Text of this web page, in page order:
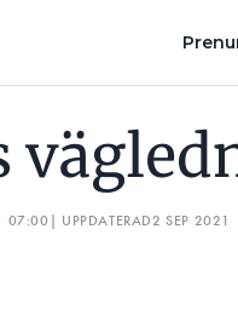
07:00 | UPPDATERAD2 SEP 2021
SKEPTISK: ”VAR INTE SÅLD